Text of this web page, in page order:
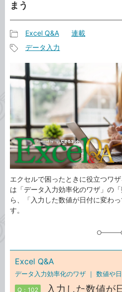
まう
事
カ
テ
ゴ
Excel Q&A 連載
タ
グ
データ入力
エクセルで困ったときに役立つワ
は「データ入力効率化のワザ」の
ら、「入力した数値が日付に変わ
す。
Excel Q&A
データ入力効率化のワザ ｜ 数値や
Q：102
入力した数値が